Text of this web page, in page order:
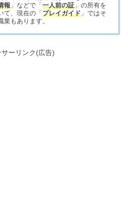
報 」などで「 一人前の証 」の所有を
て、現在の「 プレイガイド 」ではそ
業もあります。
サーリンク(広告)